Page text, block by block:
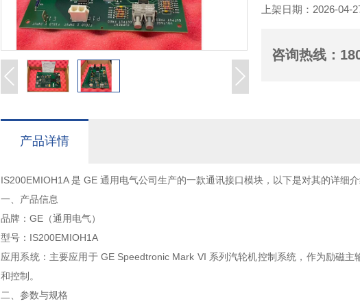
上架日期：2026-04-
咨询热线：
产品详情
IS200EMIOH1A 是 GE 通用电气公司生产的一款通讯接口模块，以下是对其的详细
一、产品信息
品牌：GE（通用电气）
型号：IS200EMIOH1A
应用系统：主要应用于 GE Speedtronic Mark VI 系列汽轮机控制系统，作为励磁
和控制。
二、参数与规格